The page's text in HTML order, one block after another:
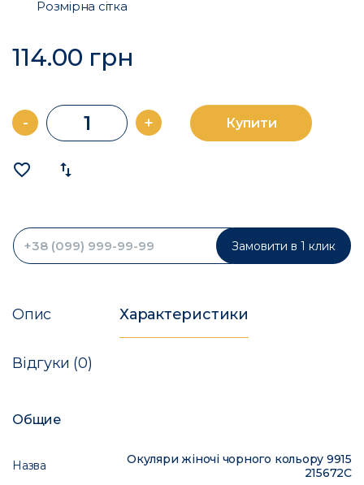
Розмірна сітка
114.00 грн
- + Купити
favorite_border import_export
Замовити в 1 клик
Опис Характеристики
Відгуки (0)
Общие
Назва
Окуляри жіночі чорного кольору 9915
215672C